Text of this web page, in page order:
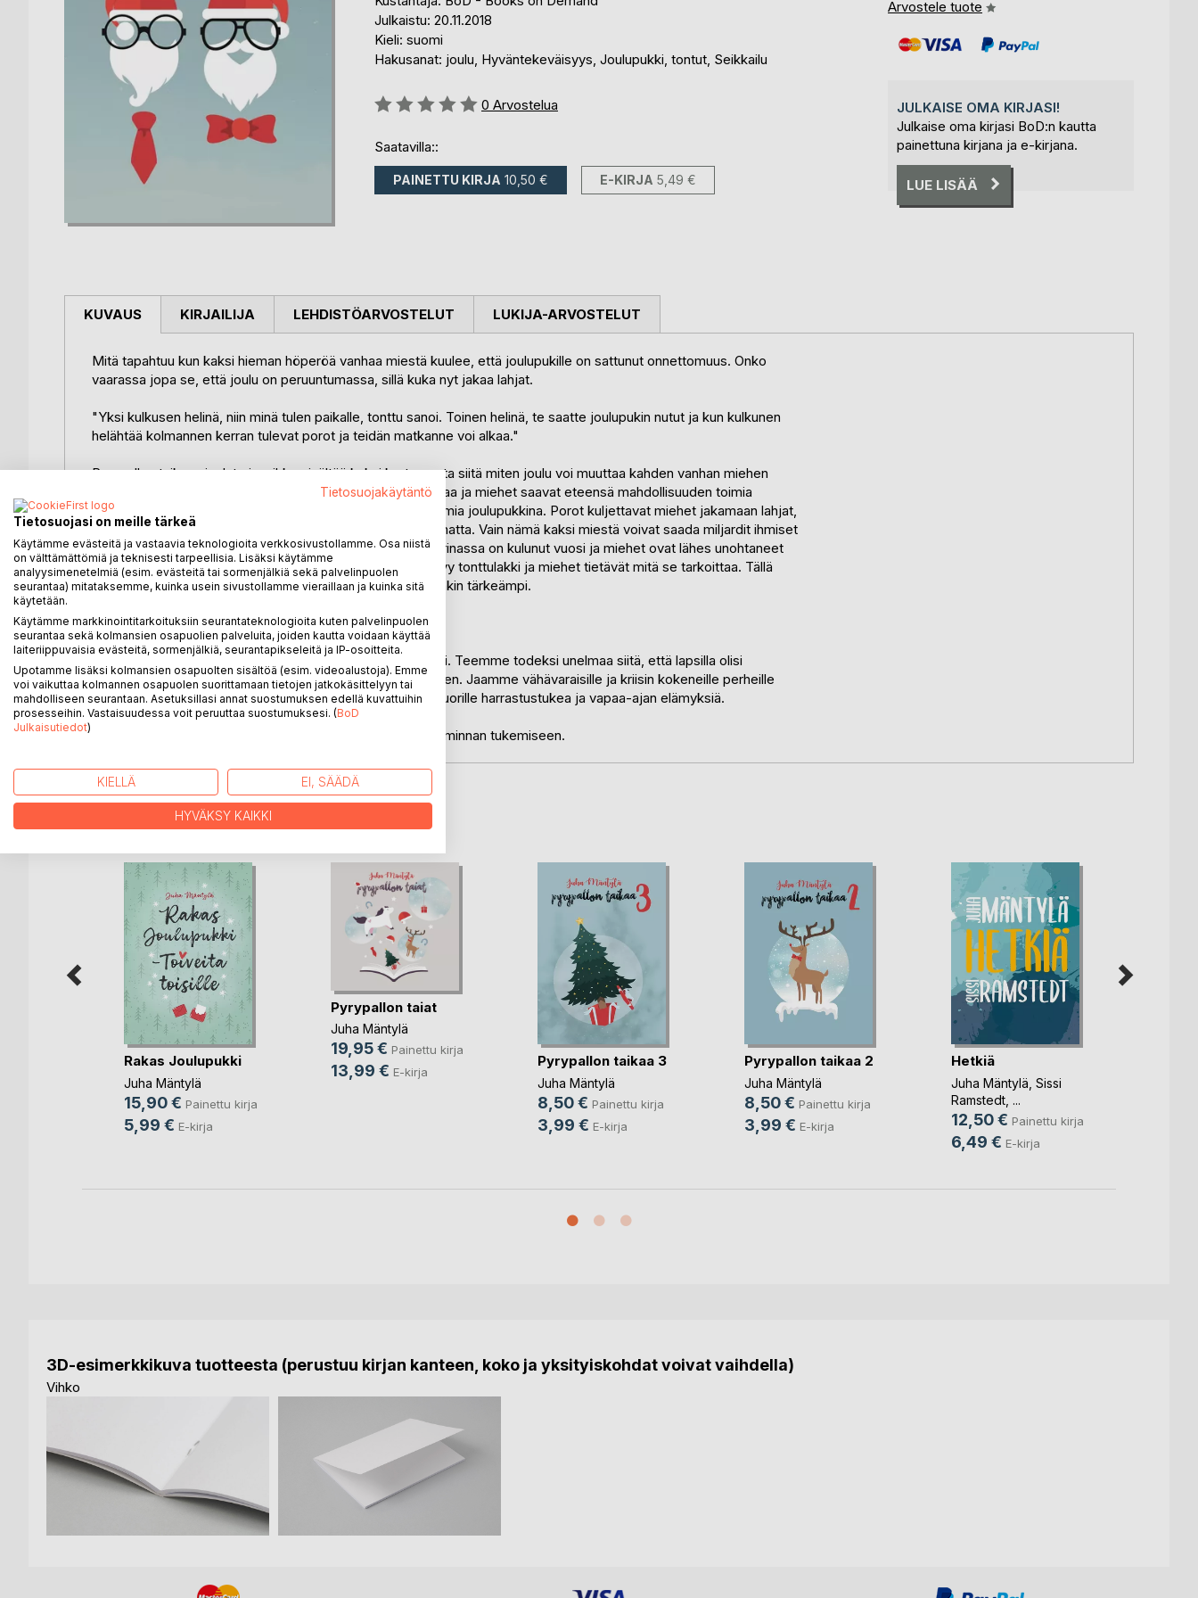
Julkaistu: 20.11.2018
Kieli: suomi
Hakusanat: joulu, Hyväntekeväisyys, Joulupukki, tontut, Seikkailu
Arvostelu::
0 Arvostelua
Saatavilla::
PAINETTU KIRJA 10,50 € E-KIRJA 5,49 €
Arvostele tuote
JULKAISE OMA KIRJASI!
Julkaise oma kirjasi BoD:n kautta
painettuna kirjana ja e-kirjana.
LUE LISÄÄ
KUVAUS
Mitä tapahtuu kun kaksi hieman höperöä vanhaa miestä kuulee, että joulupukille on sattunut onnettomuus. Onko
vaarassa jopa se, että joulu on peruuntumassa, sillä kuka nyt jakaa lahjat.
"Yksi kulkusen helinä, niin minä tulen paikalle, tonttu sanoi. Toinen helinä, te saatte joulupukin nutut ja kun kulkunen
helähtää kolmannen kerran tulevat porot ja teidän matkanne voi alkaa."
Pyrypallon taikaa -joulutarinavihko sisältää kaksi kertomusta siitä miten joulu voi muuttaa kahden vanhan miehen
elämän. On tuiki tavallinen jouluaattoaamu, pakkasta on liikaa ja miehet saavat eteensä mahdollisuuden toimia
yhdessä maailman halutuimmassa ammatissa, nimittäin toimia joulupukkina. Porot kuljettavat miehet jakamaan lahjat,
jotka oikealta joulupukilta jää onnettomuuden vuoksi jakamatta. Vain nämä kaksi miestä voivat saada miljardit ihmiset
iloisiksi ja pitämään sisimmissään joulumielen. Toisessa tarinassa on kulunut vuosi ja miehet ovat lähes unohtaneet
vuoden takaisen tärkeän työn, mutta yhtäkkiä maasta löytyy tonttulakki ja miehet tietävät mitä se tarkoittaa. Tällä
kertaa miehille annetaan vain yksi tehtävä, mutta se on sitäkin tärkeämpi.
KIRJAN TUOTTO OHJATAAN HYVÄNTEKEVÄISYYTEEN:
Hope toimii vapaaehtoisvoimin yhdessä yhteiseksi hyväksi. Teemme todeksi unelmaa siitä, että lapsilla olisi
Suomessa tasa-arvoisemmat mahdollisuudet hyvään arkeen. Jaamme vähävaraisille ja kriisin kokeneille perheille
konkreettisia vaate- ja tavaralahjoituksia, sekä lapsille ja nuorille harrastustukea ja vapaa-ajan elämyksiä.
Lahjoitus käytetään harrastusten ja vapaa-ajan virkistystoiminnan tukemiseen.
KIRJAILIJA LEHDISTÖARVOSTELUT LUKIJA-ARVOSTELUT
LISÄÄ KIRJOJA BoD:LLA
Rakas Joulupukki
Juha Mäntylä
15,90 € Painettu kirja
5,99 € E-kirja
Pyrypallon taiat
Juha Mäntylä
19,95 € Painettu kirja
13,99 € E-kirja
Pyrypallon taikaa 3
Juha Mäntylä
8,50 € Painettu kirja
3,99 € E-kirja
Pyrypallon taikaa 2
Juha Mäntylä
8,50 € Painettu kirja
3,99 € E-kirja
Hetkiä
Juha Mäntylä Sissi
Ramstedt, ...
12,50 € Painettu kirja
6,49 € E-kirja
3D-esimerkkikuva tuotteesta (perustuu kirjan kanteen, koko ja yksityiskohdat voivat vaihdella)
Vihko
Tietosuojakäytäntö
Tietosuojasi on meille tärkeä
Käytämme evästeitä ja vastaavia teknologioita verkkosivustollamme. Osa niistä
on välttämättömiä ja teknisesti tarpeellisia. Lisäksi käytämme
analyysimenetelmiä (esim. evästeitä tai sormenjälkiä sekä palvelinpuolen
seurantaa) mitataksemme, kuinka usein sivustollamme vieraillaan ja kuinka sitä
käytetään.
Käytämme markkinointitarkoituksiin seurantateknologioita kuten palvelinpuolen
seurantaa sekä kolmansien osapuolien palveluita, joiden kautta voidaan käyttää
laiteriippuvaisia evästeitä, sormenjälkiä, seurantapikseleitä ja IP-osoitteita.
Upotamme lisäksi kolmansien osapuolten sisältöä (esim. videoalustoja). Emme
voi vaikuttaa kolmannen osapuolen suorittamaan tietojen jatkokäsittelyyn tai
mahdolliseen seurantaan. Asetuksillasi annat suostumuksen edellä kuvattuihin
prosesseihin. Vastaisuudessa voit peruuttaa suostumuksesi. (BoD
Julkaisutiedot)
KIELLÄ EI, SÄÄDÄ
HYVÄKSY KAIKKI